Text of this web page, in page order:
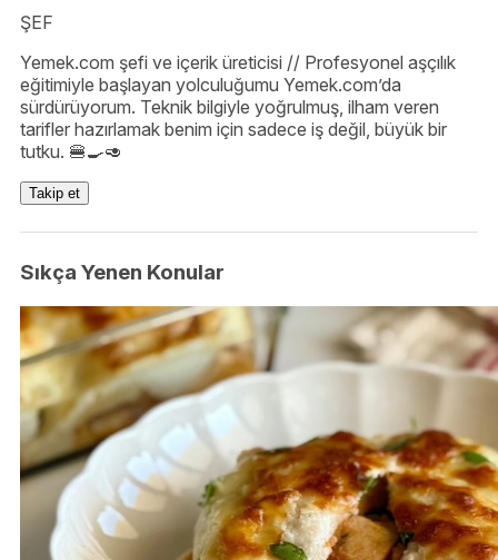
ŞEF
Yemek.com şefi ve içerik üreticisi // Profesyonel aşçılık
eğitimiyle başlayan yolculuğumu Yemek.com’da
sürdürüyorum. Teknik bilgiyle yoğrulmuş, ilham veren
tarifler hazırlamak benim için sadece iş değil, büyük bir
tutku. 🍔🍳🥑
Takip et
Sıkça Yenen Konular